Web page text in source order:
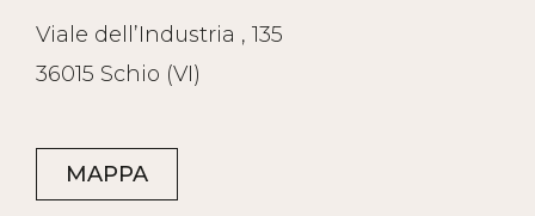
Viale dell’Industria , 135
36015 Schio (VI)
MAPPA